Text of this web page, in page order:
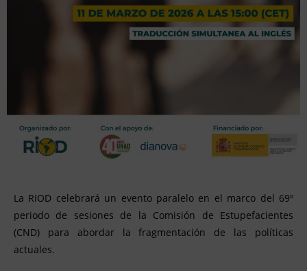
La RIOD celebrará un evento paralelo en el marco del 69º
periodo de sesiones de la Comisión de Estupefacientes
(CND) para abordar la fragmentación de las políticas
actuales.